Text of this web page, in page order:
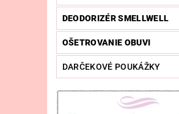
DEODORIZÉR SMELLWELL
OŠETROVANIE OBUVI
DARČEKOVÉ POUKÁŽKY